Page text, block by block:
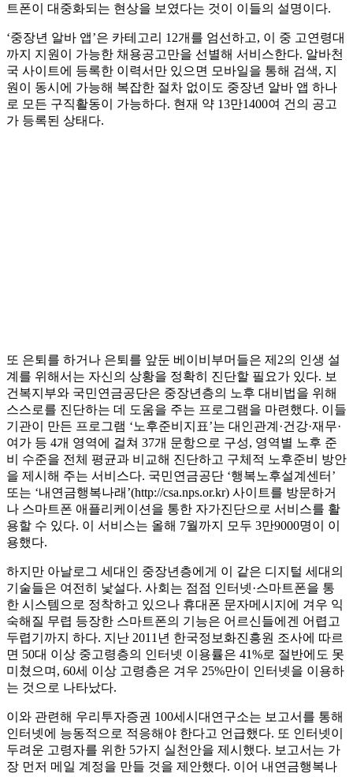
트폰이 대중화되는 현상을 보였다는 것이 이들의 설명이다.
‘중장년 알바 앱’은 카테고리 12개를 엄선하고, 이 중 고연령대
까지 지원이 가능한 채용공고만을 선별해 서비스한다. 알바천
국 사이트에 등록한 이력서만 있으면 모바일을 통해 검색, 지
원이 동시에 가능해 복잡한 절차 없이도 중장년 알바 앱 하나
로 모든 구직활동이 가능하다. 현재 약 13만1400여 건의 공고
가 등록된 상태다.
또 은퇴를 하거나 은퇴를 앞둔 베이비부머들은 제2의 인생 설
계를 위해서는 자신의 상황을 정확히 진단할 필요가 있다. 보
건복지부와 국민연금공단은 중장년층의 노후 대비법을 위해
스스로를 진단하는 데 도움을 주는 프로그램을 마련했다. 이들
기관이 만든 프로그램 ‘노후준비지표’는 대인관계·건강·재무·
여가 등 4개 영역에 걸쳐 37개 문항으로 구성, 영역별 노후 준
비 수준을 전체 평균과 비교해 진단하고 구체적 노후준비 방안
을 제시해 주는 서비스다. 국민연금공단 ‘행복노후설계센터’
또는 ‘내연금행복나래’(http://csa.nps.or.kr) 사이트를 방문하거
나 스마트폰 애플리케이션을 통한 자가진단으로 서비스를 활
용할 수 있다. 이 서비스는 올해 7월까지 모두 3만9000명이 이
용했다.
하지만 아날로그 세대인 중장년층에게 이 같은 디지털 세대의
기술들은 여전히 낯설다. 사회는 점점 인터넷·스마트폰을 통
한 시스템으로 정착하고 있으나 휴대폰 문자메시지에 겨우 익
숙해질 무렵 등장한 스마트폰의 기능은 어르신들에겐 어렵고
두렵기까지 하다. 지난 2011년 한국정보화진흥원 조사에 따르
면 50대 이상 중고령층의 인터넷 이용률은 41%로 절반에도 못
미쳤으며, 60세 이상 고령층은 겨우 25%만이 인터넷을 이용하
는 것으로 나타났다.
이와 관련해 우리투자증권 100세시대연구소는 보고서를 통해
인터넷에 능동적으로 적응해야 한다고 언급했다. 또 인터넷이
두려운 고령자를 위한 5가지 실천안을 제시했다. 보고서는 가
장 먼저 메일 계정을 만들 것을 제안했다. 이어 내연금행복나